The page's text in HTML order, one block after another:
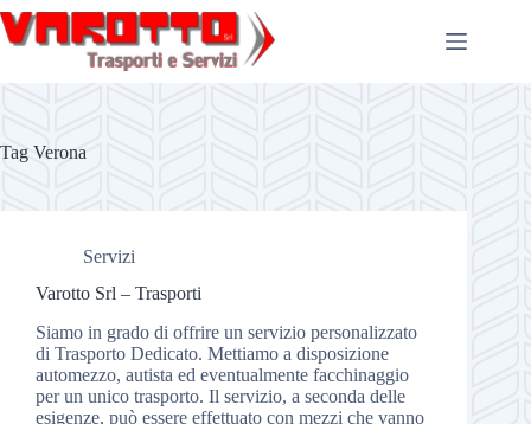
Salta
al
contenuto
Tag Verona
Servizi
Varotto Srl – Trasporti
Siamo in grado di offrire un servizio personalizzato
di Trasporto Dedicato. Mettiamo a disposizione
automezzo, autista ed eventualmente facchinaggio
per un unico trasporto. Il servizio, a seconda delle
esigenze, può essere effettuato con mezzi che vanno